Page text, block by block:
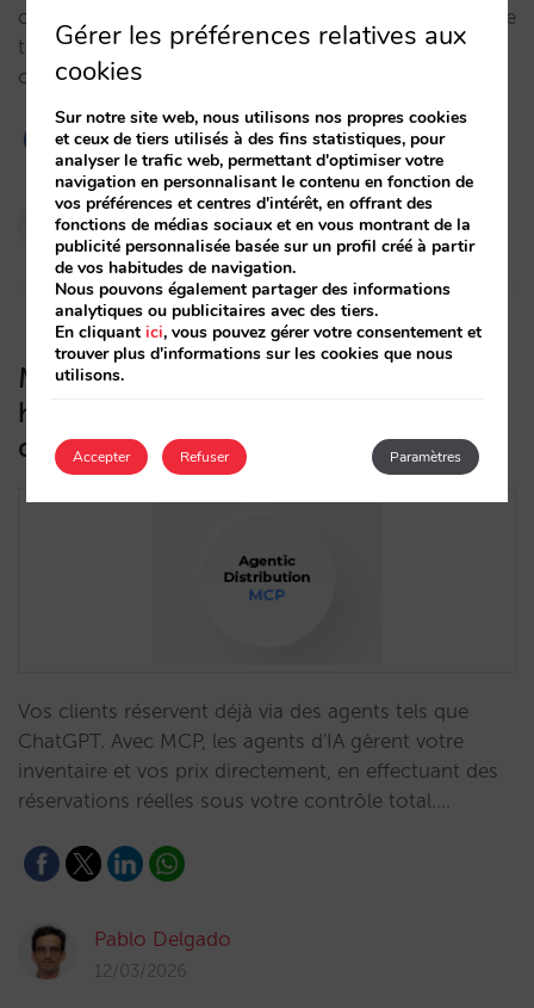
conversationnelle vous permettant de vendre là où se
trouve le client : de la navigation traditionnelle à la
conversation.…
Pablo Delgado
24/03/2026
MCP : la couche qui connecte votre
hôtel à la nouvelle génération
d’agents d’IA
Vos clients réservent déjà via des agents tels que
ChatGPT. Avec MCP, les agents d'IA gèrent votre
inventaire et vos prix directement, en effectuant des
réservations réelles sous votre contrôle total.…
Pablo Delgado
12/03/2026
Gérer les préférences relatives aux
cookies
Sur notre site web, nous utilisons nos propres cookies
et ceux de tiers utilisés à des fins statistiques, pour
analyser le trafic web, permettant d'optimiser votre
navigation en personnalisant le contenu en fonction de
vos préférences et centres d'intérêt, en offrant des
fonctions de médias sociaux et en vous montrant de la
publicité personnalisée basée sur un profil créé à partir
de vos habitudes de navigation.
Nous pouvons également partager des informations
analytiques ou publicitaires avec des tiers.
En cliquantici, vous pouvez gérer votre consentement et
trouver plus d'informations sur les cookies que nous
utilisons.
Accepter Paramètres
Refuser